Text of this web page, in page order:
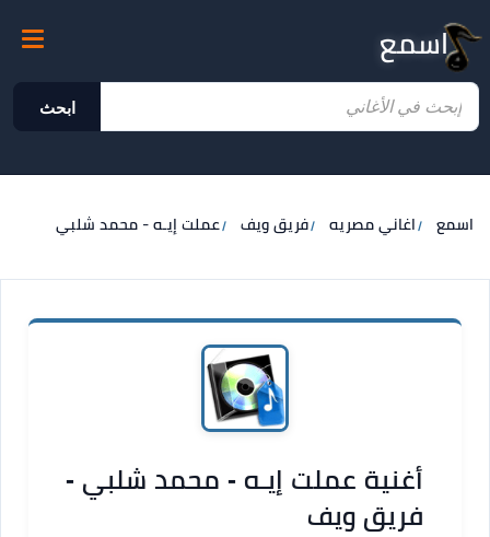
اسمع
ابحث
اسمع اغاني مصريه فريق ويف عملت إيـه - محمد شلبي
أغنية عملت إيـه - محمد شلبي -
فريق ويف